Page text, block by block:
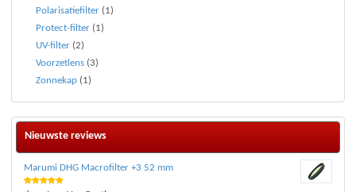
Polarisatiefilter (1)
Protect-filter (1)
UV-filter (2)
Voorzetlens (3)
Zonnekap (1)
Nieuwste reviews
Marumi DHG Macrofilter +3 52 mm